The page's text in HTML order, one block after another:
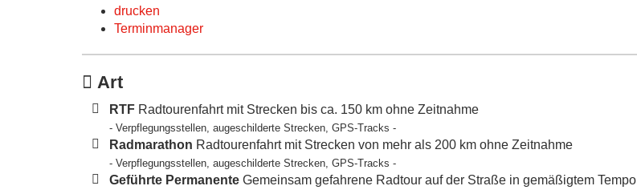
drucken
Terminmanager
Art
RTF Radtourenfahrt mit Strecken bis ca. 150 km ohne Zeitnahme
- Verpflegungsstellen, augeschilderte Strecken, GPS-Tracks -
Radmarathon Radtourenfahrt mit Strecken von mehr als 200 km ohne Zeitnahme
- Verpflegungsstellen, augeschilderte Strecken, GPS-Tracks -
Geführte Permanente Gemeinsam gefahrene Radtour auf der Straße in gemäßigtem Tempo